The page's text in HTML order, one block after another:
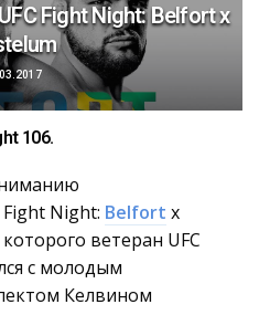
Fight Night: Belfort x
106.
Fight Night: Belfort x
ветеран UFC
с молодым
Келвином